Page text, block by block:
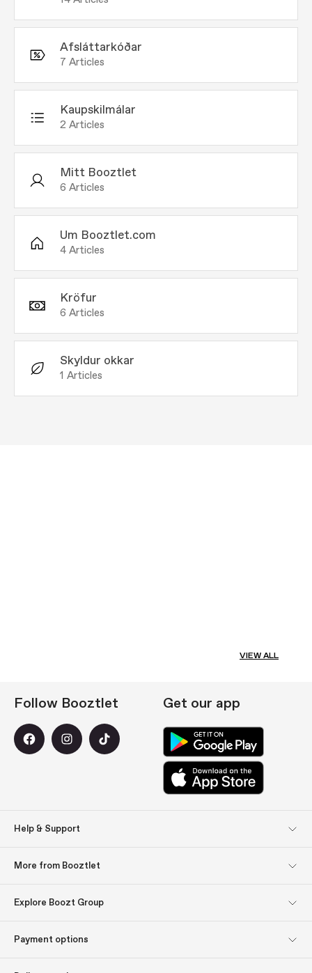
Afsláttarkóðar
7 Articles
Kaupskilmálar
2 Articles
Mitt Booztlet
6 Articles
Um Booztlet.com
4 Articles
Kröfur
6 Articles
Skyldur okkar
1 Articles
VIEW ALL
Help & Support
More from Booztlet
Explore Boozt Group
Follow Booztlet Get our app
Payment options